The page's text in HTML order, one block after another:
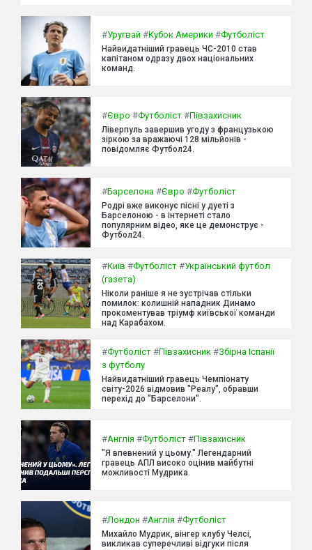
#Уругвай #Кубок Америки #Футболіст
Найвидатніший гравець ЧС-2010 став
капітаном одразу двох національних
команд.
#Євро #Футболіст #Півзахисник
Ліверпуль завершив угоду з французькою
зіркою за вражаючі 128 мільйонів -
повідомляє Футбол24.
#Барселона #Євро #Футболіст
Родрі вже виконує пісні у дуеті з
Барселоною - в інтернеті стало
популярним відео, яке це демонструє -
Футбол24.
#Київ #Футболіст #Український футбол
(газета)
Ніколи раніше я не зустрічав стільки
помилок: колишній нападник Динамо
прокоментував тріумф київської команди
над Карабахом.
#Футболіст #Півзахисник #Збірна Іспанії
з футболу
Найвидатніший гравець Чемпіонату
світу-2026 відмовив "Реалу", обравши
перехід до "Барселони".
#Англія #Футболіст #Півзахисник
"Я впевнений у цьому." Легендарний
гравець АПЛ високо оцінив майбутні
можливості Мудрика.
#Лондон #Англія #Футболіст
Михайло Мудрик, вінгер клубу Челсі,
викликав суперечливі відгуки після